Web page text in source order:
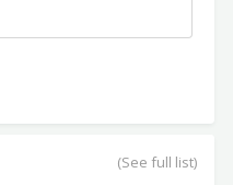
(See full list)